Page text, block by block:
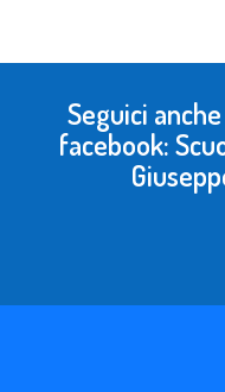
Seguici
facebook: